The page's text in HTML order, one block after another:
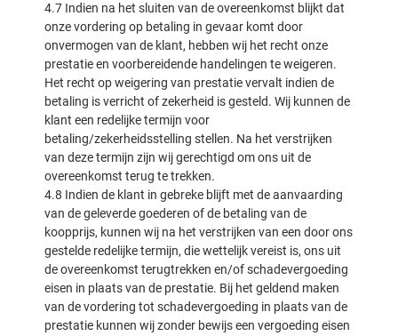
4.7 Indien na het sluiten van de overeenkomst blijkt dat
onze vordering op betaling in gevaar komt door
onvermogen van de klant, hebben wij het recht onze
prestatie en voorbereidende handelingen te weigeren.
Het recht op weigering van prestatie vervalt indien de
betaling is verricht of zekerheid is gesteld. Wij kunnen de
klant een redelijke termijn voor
betaling/zekerheidsstelling stellen. Na het verstrijken
van deze termijn zijn wij gerechtigd om ons uit de
overeenkomst terug te trekken.
4.8 Indien de klant in gebreke blijft met de aanvaarding
van de geleverde goederen of de betaling van de
koopprijs, kunnen wij na het verstrijken van een door ons
gestelde redelijke termijn, die wettelijk vereist is, ons uit
de overeenkomst terugtrekken en/of schadevergoeding
eisen in plaats van de prestatie. Bij het geldend maken
van de vordering tot schadevergoeding in plaats van de
prestatie kunnen wij zonder bewijs een vergoeding eisen